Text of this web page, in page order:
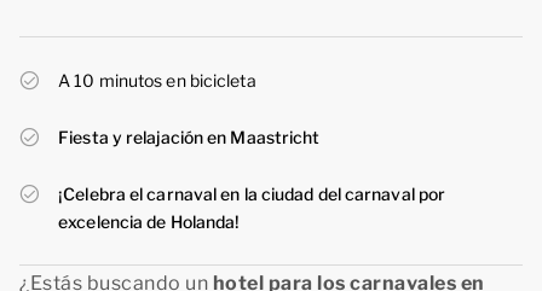
A 10 minutos en bicicleta
Fiesta y relajación en Maastricht
¡Celebra el carnaval en la ciudad del carnaval por
excelencia de Holanda!
¿Estás buscando un hotel para los carnavales en